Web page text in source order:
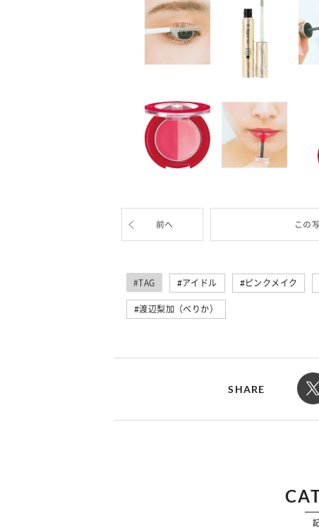
前へ この
#TAG アイドル ピンクメイク
渡辺梨加（べりか）
SHARE
“憧れワンピ”を着るきっかけに♡ おしゃ
【12